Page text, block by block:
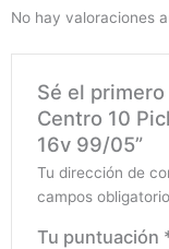
No hay valoraciones
Sé el
Centro 10
16v 99/05”
Tu dirección de
campos
Tu puntuación